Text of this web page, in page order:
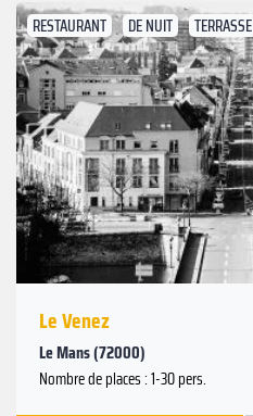
RESTAURANT DE NUIT TERRASSE
Précédent
Le Venez
Le Mans (72000)
Nombre de places : 1-30 pers.